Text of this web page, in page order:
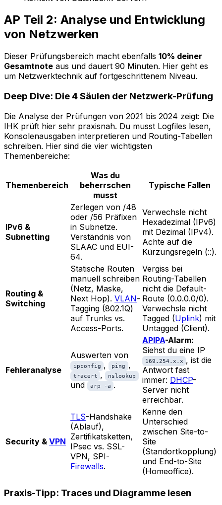
AP Teil 2: Analyse und Entwicklung
von Netzwerken
Dieser Prüfungsbereich macht ebenfalls 10% deiner
Gesamtnote aus und dauert 90 Minuten. Hier geht es
um Netzwerktechnik auf fortgeschrittenem Niveau.
Deep Dive: Die 4 Säulen der Netzwerk-Prüfung
Die Analyse der Prüfungen von 2021 bis 2024 zeigt: Die
IHK prüft hier sehr praxisnah. Du musst Logfiles lesen,
Konsolenausgaben interpretieren und Routing-Tabellen
schreiben. Hier sind die vier wichtigsten
Themenbereiche:
Themenbereich
Was du
beherrschen
musst
Typische Fallen
IPv6 &
Subnetting
Zerlegen von /48
oder /56 Präfixen
in Subnetze.
Verständnis von
SLAAC und EUI-
64.
Verwechsle nicht
Hexadezimal (IPv6)
mit Dezimal (IPv4).
Achte auf die
Kürzungsregeln (::).
Routing &
Switching
Statische Routen
manuell schreiben
(Netz, Maske,
Next Hop). VLAN-
Tagging (802.1Q)
auf Trunks vs.
Access-Ports.
Vergiss bei
Routing-Tabellen
nicht die Default-
Route (0.0.0.0/0).
Verwechsle nicht
Tagged (Uplink) mit
Untagged (Client).
Fehleranalyse
Auswerten von
ipconfig , ping ,
tracert , nslookup
und arp -a .
APIPA-Alarm:
Siehst du eine IP
169.254.x.x , ist die
Antwort fast
immer: DHCP-
Server nicht
erreichbar.
Security & VPN
TLS-Handshake
(Ablauf),
Zertifikatsketten,
IPsec vs. SSL-
VPN, SPI-
Firewalls.
Kenne den
Unterschied
zwischen Site-to-
Site
(Standortkopplung)
und End-to-Site
(Homeoffice).
Praxis-Tipp: Traces und Diagramme lesen